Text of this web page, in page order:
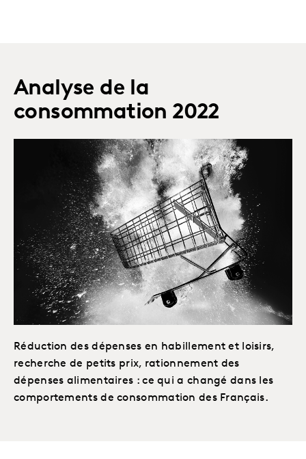
Analyse de la
consommation 2022
Réduction des dépenses en habillement et loisirs,
recherche de petits prix, rationnement des
dépenses alimentaires : ce qui a changé dans les
comportements de consommation des Français.